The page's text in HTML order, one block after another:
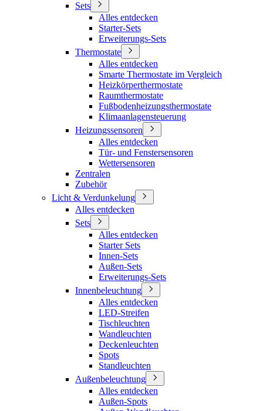
Sets
Alles entdecken
Starter-Sets
Erweiterungs-Sets
Thermostate
Alles entdecken
Smarte Thermostate im Vergleich
Heizkörperthermostate
Raumthermostate
Fußbodenheizungsthermostate
Klimaanlagensteuerung
Heizungssensoren
Alles entdecken
Tür- und Fenstersensoren
Wettersensoren
Zentralen
Zubehör
Licht & Verdunkelung
Alles entdecken
Sets
Alles entdecken
Starter Sets
Innen-Sets
Außen-Sets
Erweiterungs-Sets
Innenbeleuchtung
Alles entdecken
LED-Streifen
Tischleuchten
Wandleuchten
Deckenleuchten
Spots
Standleuchten
Außenbeleuchtung
Alles entdecken
Außen-Spots